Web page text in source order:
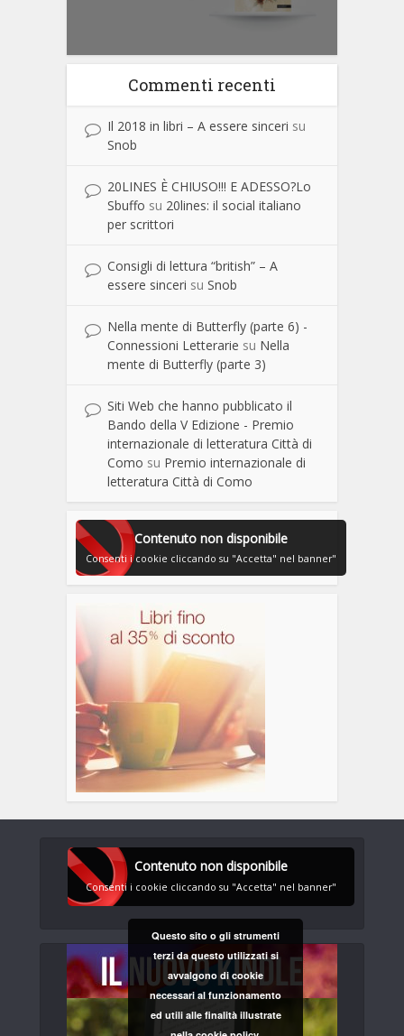
Commenti recenti
Il 2018 in libri – A essere sinceri su
Snob
20LINES È CHIUSO!!! E ADESSO?Lo
Sbuffo su 20lines: il social italiano
per scrittori
Consigli di lettura “british” – A
essere sinceri su Snob
Nella mente di Butterfly (parte 6) -
Connessioni Letterarie su Nella
mente di Butterfly (parte 3)
Siti Web che hanno pubblicato il
Bando della V Edizione - Premio
internazionale di letteratura Città di
Como su Premio internazionale di
letteratura Città di Como
Contenuto non disponibile
Consenti i cookie cliccando su "Accetta" nel banner"
Contenuto non disponibile
Consenti i cookie cliccando su "Accetta" nel banner"
Questo sito o gli strumenti
terzi da questo utilizzati si
avvalgono di cookie
necessari al funzionamento
ed utili alle finalità illustrate